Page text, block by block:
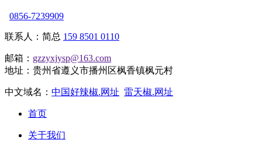
0856-7239909
联系人：简总 159 8501 0110
邮箱： gzzyxjysp@163.com
地址：贵州省遵义市播州区枫香镇枫元村
中文域名： 中国好辣椒.网址 雷天椒.网址
首页
关于我们